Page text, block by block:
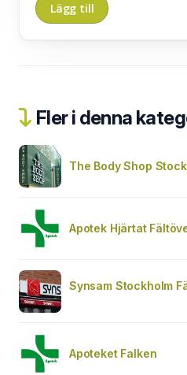
Fler i denna
The Body Shop
Apotek Hjärtat
Synsam Stockholm
Apoteket Falken